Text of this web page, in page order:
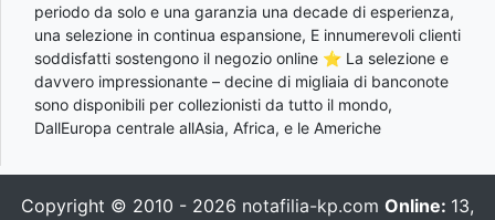
periodo da solo e una garanzia una decade di esperienza,
una selezione in continua espansione, E innumerevoli clienti
soddisfatti sostengono il negozio online ⭐ La selezione e
davvero impressionante – decine di migliaia di banconote
sono disponibili per collezionisti da tutto il mondo,
DallEuropa centrale allAsia, Africa, e le Americhe
Copyright © 2010 - 2026 notafilia-kp.com Online: 13,